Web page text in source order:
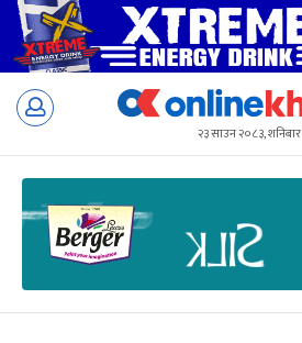
Skip
२३ साउन २०८३, शनिबार